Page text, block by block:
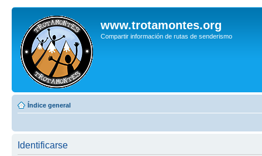
www.trotamontes.org
Compartir información de rutas de senderismo
Índice general
Identificarse